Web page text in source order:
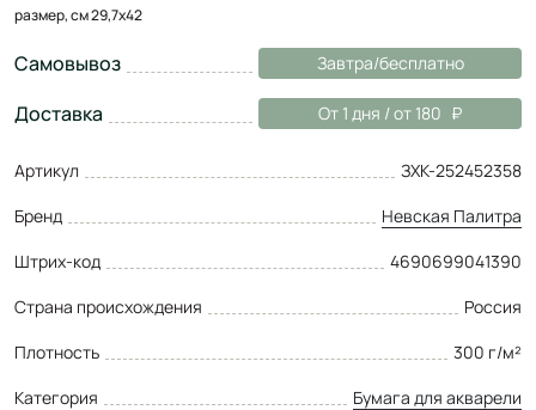
размер, см 29,7х42
Самовывоз Завтра/бесплатно
Доставка От 1 дня / от 180
Артикул
ЗХК-252452358
Бренд
Невская Палитра
Штрих-код
4690699041390
Страна происхождения
Россия
Плотность
300 г/м²
Категория
Бумага для акварели